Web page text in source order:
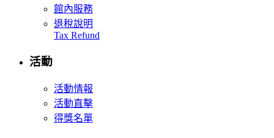
館內服務
退稅說明
Tax Refund
活動
活動情報
活動直擊
得獎名單